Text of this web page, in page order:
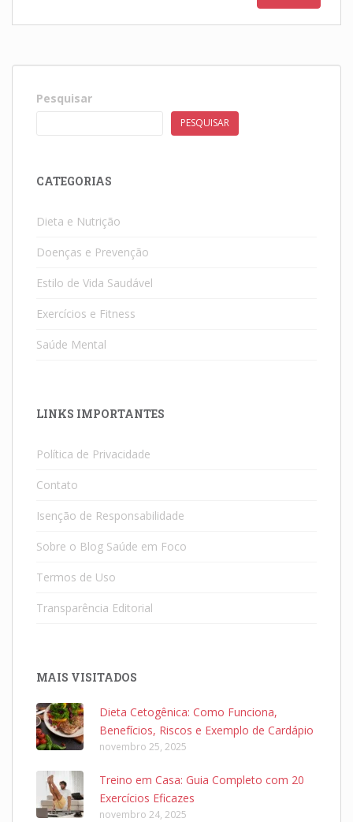
Pesquisar
PESQUISAR
CATEGORIAS
Dieta e Nutrição
Doenças e Prevenção
Estilo de Vida Saudável
Exercícios e Fitness
Saúde Mental
LINKS IMPORTANTES
Política de Privacidade
Contato
Isenção de Responsabilidade
Sobre o Blog Saúde em Foco
Termos de Uso
Transparência Editorial
MAIS VISITADOS
Dieta Cetogênica: Como Funciona,
Benefícios, Riscos e Exemplo de Cardápio
novembro 25, 2025
Treino em Casa: Guia Completo com 20
Exercícios Eficazes
novembro 24, 2025